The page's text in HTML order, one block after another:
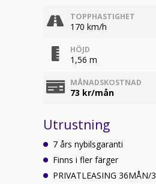
TOPPHASTIGHET
170 km/h
HÖJD
1,56 m
MÅNADSKOSTNAD
73 kr/mån
Utrustning
7 års nybilsgaranti
Finns i fler färger
PRIVATLEASING 36MÅN/